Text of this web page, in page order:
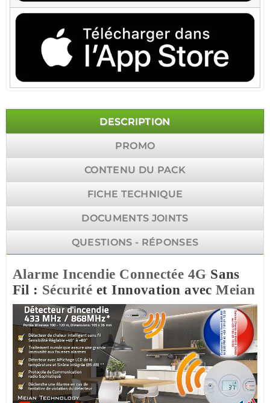
DESCRIPTION
PROMO
CONTENU DU PACK
FICHE TECHNIQUE
DOCUMENTS JOINTS
QUESTIONS - RÉPONSES
Alarme Incendie Connectée 4G Sans
Fil : Sécurité et Innovation avecMeian